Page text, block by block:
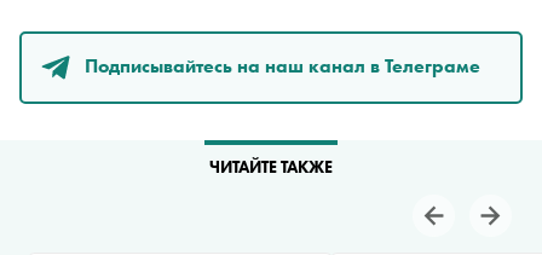
Подписывайтесь на наш канал в Телеграме
ЧИТАЙТЕ ТАКЖЕ